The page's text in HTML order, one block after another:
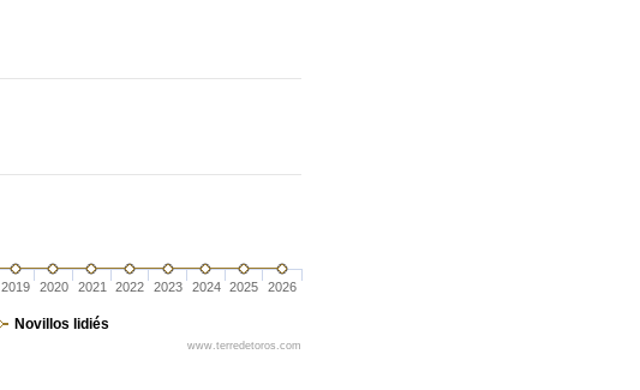
Novillos lidiés
2019 2020 2021 2022 2023 2024 2025 2026
www.terredetoros.com